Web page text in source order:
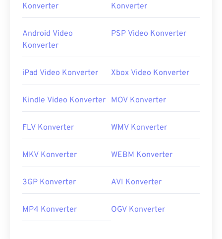
Konverter
Konverter
Android Video
Konverter
PSP Video Konverter
iPad Video Konverter Xbox Video Konverter
Kindle Video Konverter MOV Konverter
FLV Konverter WMV Konverter
MKV Konverter WEBM Konverter
3GP Konverter AVI Konverter
MP4 Konverter OGV Konverter